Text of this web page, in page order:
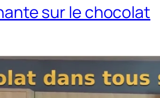
sur le chocolat